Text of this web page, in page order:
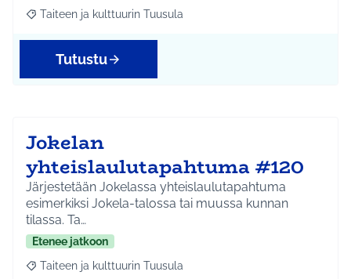
Rajaa tulokset aihepiirin mukaan: Taiteen ja kulttuurin Tuusula
Taiteen ja kulttuurin Tuusula
Tutustu
Jokelan
yhteislaulutapahtuma #120
Järjestetään Jokelassa yhteislaulutapahtuma
esimerkiksi Jokela-talossa tai muussa kunnan
tilassa. Ta…
Etenee jatkoon
Rajaa tulokset aihepiirin mukaan: Taiteen ja kulttuurin Tuusula
Taiteen ja kulttuurin Tuusula